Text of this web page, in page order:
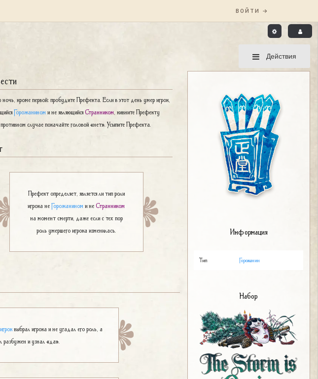
Действия
Информация
Тип Горожанин
Набор
кроме первой: пробудите Префекта. Если в этот день умер игрок,
Горожаниноми не являющийсяСтранником, кивните Префекту
случае покачайте головой «нет». Усыпите Префекта.
Префект определяет, является ли тип роли
игрока неГорожаниноми не Странником
на момент смерти, даже если с тех пор
роль умершего игрока изменилась.
выбрал игрока и не угадал его роль, а
разбужен и узнал «да».